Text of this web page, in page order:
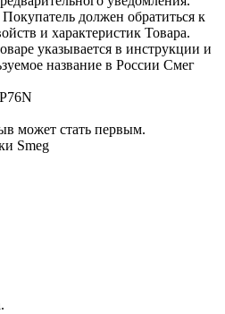
должен обратиться к
и характеристик Товара.
указывается в инструкции и
название в России Смег
может стать первым.
Smeg